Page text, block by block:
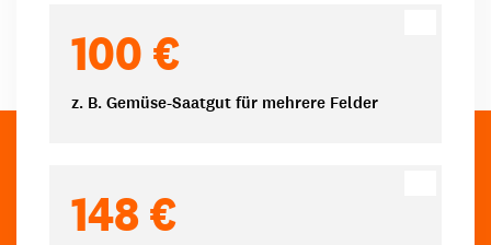
100 €
z. B. Gemüse-Saatgut für mehrere Felder
148 €